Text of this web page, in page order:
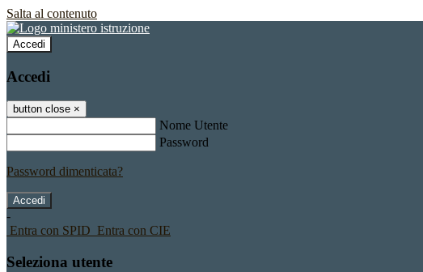
Salta al contenuto
Accedi
Accedi
button close ×
Nome Utente
Password
Password dimenticata?
-
Entra con SPID Entra con CIE
Seleziona utente